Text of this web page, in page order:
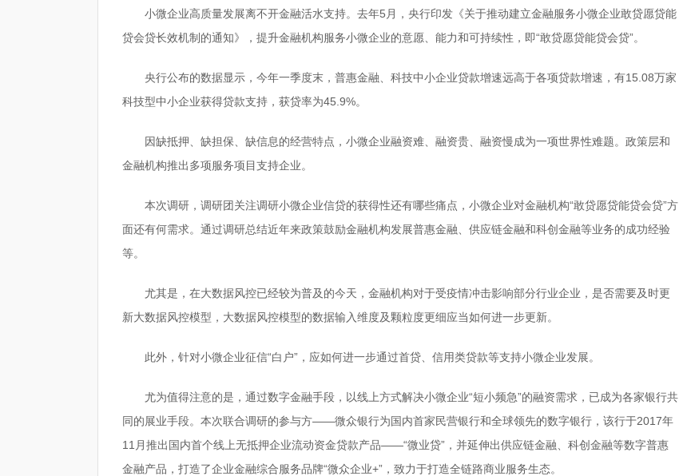
小微企业高质量发展离不开金融活水支持。去年5月，央行印发《关于推动建立金融服务小微企业敢贷愿贷能
贷会贷长效机制的通知》，提升金融机构服务小微企业的意愿、能力和可持续性，即“敢贷愿贷能贷会贷”。
央行公布的数据显示，今年一季度末，普惠金融、科技中小企业贷款增速远高于各项贷款增速，有15.08万家
科技型中小企业获得贷款支持，获贷率为45.9%。
因缺抵押、缺担保、缺信息的经营特点，小微企业融资难、融资贵、融资慢成为一项世界性难题。政策层和
金融机构推出多项服务项目支持企业。
本次调研，调研团关注调研小微企业信贷的获得性还有哪些痛点，小微企业对金融机构“敢贷愿贷能贷会贷”方
面还有何需求。通过调研总结近年来政策鼓励金融机构发展普惠金融、供应链金融和科创金融等业务的成功经验
等。
尤其是，在大数据风控已经较为普及的今天，金融机构对于受疫情冲击影响部分行业企业，是否需要及时更
新大数据风控模型，大数据风控模型的数据输入维度及颗粒度更细应当如何进一步更新。
此外，针对小微企业征信“白户”，应如何进一步通过首贷、信用类贷款等支持小微企业发展。
尤为值得注意的是，通过数字金融手段，以线上方式解决小微企业“短小频急”的融资需求，已成为各家银行共
同的展业手段。本次联合调研的参与方——微众银行为国内首家民营银行和全球领先的数字银行，该行于2017年
11月推出国内首个线上无抵押企业流动资金贷款产品——“微业贷”，并延伸出供应链金融、科创金融等数字普惠
金融产品，打造了企业金融综合服务品牌“微众企业+”，致力于打造全链路商业服务生态。